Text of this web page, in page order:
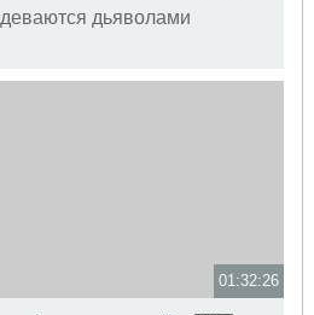
дьяволами
01:32:26